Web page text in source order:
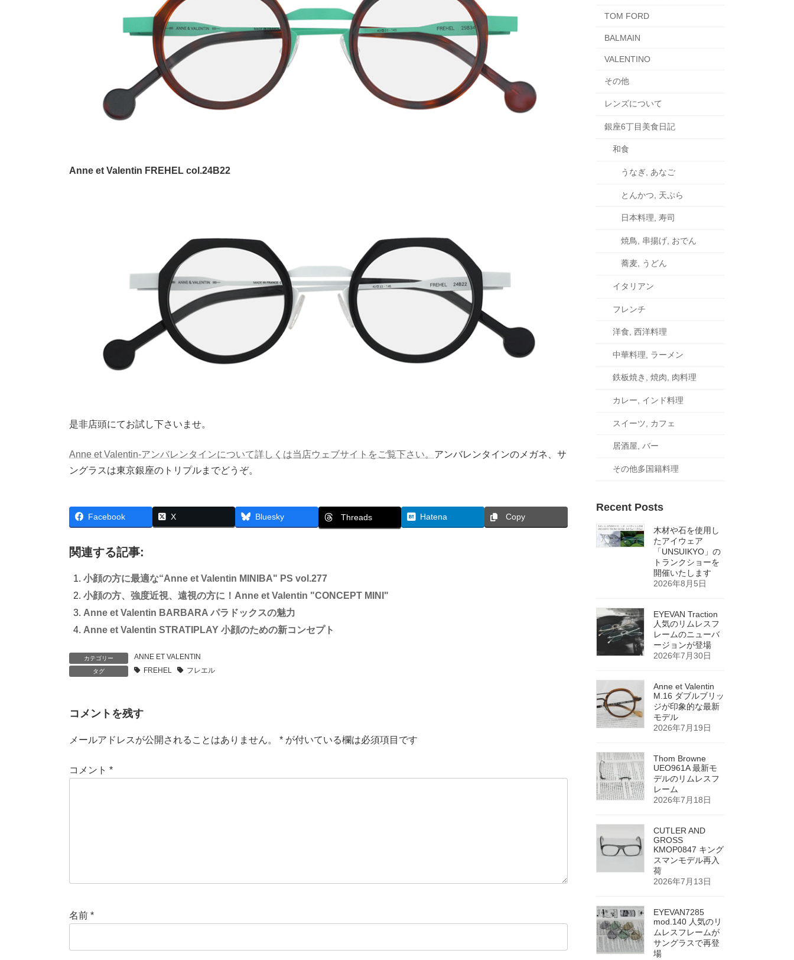
Anne et Valentin FREHEL col.24B22
是非店頭にてお試し下さいませ。
Anne et Valentin-アンバレンタインについて詳しくは当店ウェブサイトをご覧下さい。 アンバレンタインのメガネ、サ
ングラスは東京銀座のトリプルまでどうぞ。
Facebook X Bluesky Threads Hatena Copy
関連する記事:
小顔の方に最適な“Anne et Valentin MINIBA" PS vol.277
小顔の方、強度近視、遠視の方に！Anne et Valentin "CONCEPT MINI"
Anne et Valentin BARBARA パラドックスの魅力
Anne et Valentin STRATIPLAY 小顔のための新コンセプト
カテゴリー ANNE ET VALENTIN
タグ FREHEL フレエル
コメントを残す
メールアドレスが公開されることはありません。 * が付いている欄は必須項目です
コメント *
名前 *
TOM FORD
BALMAIN
VALENTINO
その他
レンズについて
銀座6丁目美食日記
和食
うなぎ, あなご
とんかつ, 天ぷら
日本料理, 寿司
焼鳥, 串揚げ, おでん
蕎麦, うどん
イタリアン
フレンチ
洋食, 西洋料理
中華料理, ラーメン
鉄板焼き, 焼肉, 肉料理
カレー, インド料理
スイーツ, カフェ
居酒屋, バー
その他多国籍料理
Recent Posts
木材や石を使用し
たアイウェア
「UNSUIKYO」の
トランクショーを
開催いたします
2026年8月5日
EYEVAN Traction
人気のリムレスフ
レームのニューバ
ージョンが登場
2026年7月30日
Anne et Valentin
M.16 ダブルブリッ
ジが印象的な最新
モデル
2026年7月19日
Thom Browne
UEO961A 最新モ
デルのリムレスフ
レーム
2026年7月18日
CUTLER AND
GROSS
KMOP0847 キング
スマンモデル再入
荷
2026年7月13日
EYEVAN7285
mod.140 人気のリ
ムレスフレームが
サングラスで再登
場